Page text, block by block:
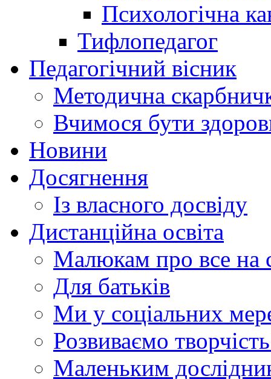
Психологічна
Тифлопедагог
Педагогічний вісник
Методична
Вчимося бути
Новини
Досягнення
Із власного досвіду
Дистанційна освіта
Малюкам про все на
Для батьків
Ми у соціальних
Розвиваємо
Маленьким